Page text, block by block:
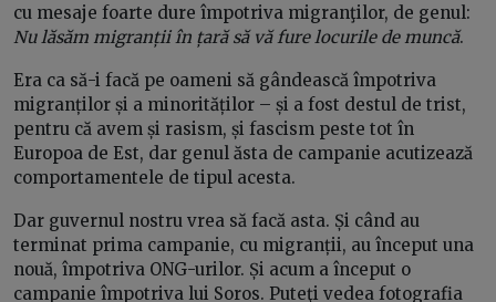
cu mesaje foarte dure împotriva migranţilor, de genul:
Nu lăsăm migranții în țară să vă fure locurile de muncă.
Era ca să-i facă pe oameni să gândească împotriva
migranților și a minorităților – și a fost destul de trist,
pentru că avem și rasism, și fascism peste tot în
Europoa de Est, dar genul ăsta de campanie acutizează
comportamentele de tipul acesta.
Dar guvernul nostru vrea să facă asta. Și când au
terminat prima campanie, cu migranții, au început una
nouă, împotriva ONG-urilor. Și acum a început o
campanie împotriva lui Soros. Puteţi vedea fotografia